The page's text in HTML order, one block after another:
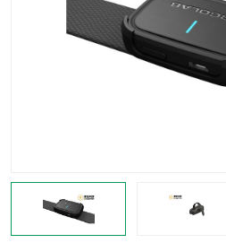
情绪与生理记录
神经营销与消费行为实验